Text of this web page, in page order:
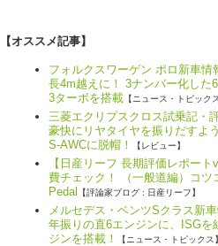
【オススメ記事】
フォルクスワーゲン ポロ新車
長4m越えに！ 3ナンバー化した
3ターボを搭載 【ニュース・トピックス
三菱エクリプスクロス試乗記・
豪快にリヤタイヤを振りだすよ
S-AWCに脱帽！
【レビュー】
【日産リーフ 長期評価レポー
費チェック！ （一般道編）コツ
Pedal 【評論家ブログ : 日産リーフ】
メルセデス・ベンツSクラス新
年振りの直6エンジンに、ISGを
ジンを搭載！
【ニュース・トピックス】